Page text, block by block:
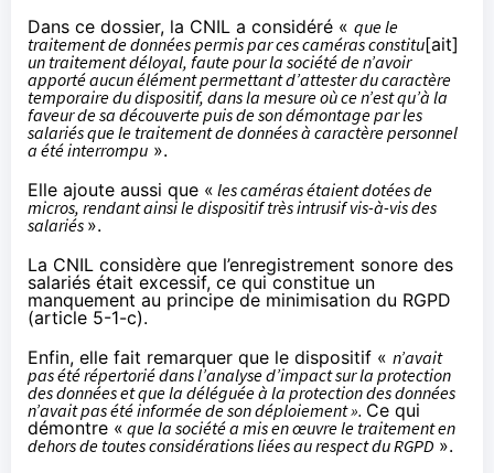
Dans ce dossier, la CNIL a considéré « que le
traitement de données permis par ces caméras constitu[ait]
un traitement déloyal, faute pour la société de n’avoir
apporté aucun élément permettant d’attester du caractère
temporaire du dispositif, dans la mesure où ce n’est qu’à la
faveur de sa découverte puis de son démontage par les
salariés que le traitement de données à caractère personnel
a été interrompu ».
Elle ajoute aussi que « les caméras étaient dotées de
micros, rendant ainsi le dispositif très intrusif vis-à-vis des
salariés ».
La CNIL considère que l’enregistrement sonore des
salariés était excessif, ce qui constitue un
manquement au principe de minimisation du RGPD
(article 5-1-c).
Enfin, elle fait remarquer que le dispositif « n’avait
pas été répertorié dans l’analyse d’impact sur la protection
des données et que la déléguée à la protection des données
n’avait pas été informée de son déploiement ». Ce qui
démontre « que la société a mis en œuvre le traitement en
dehors de toutes considérations liées au respect du RGPD ».